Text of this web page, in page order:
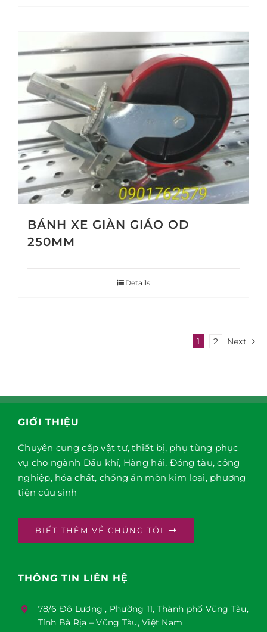
BÁNH XE GIÀN GIÁO OD
250MM
Details
1 2 Next
GIỚI THIỆU
Chuyên cung cấp vật tư, thiết bị, phụ tùng phục
vụ cho ngành Dầu khí, Hàng hải, Đóng tàu, công
nghiệp, hóa chất, chống ăn mòn kim loại, phương
tiện cứu sinh
BIẾT THÊM VỀ CHÚNG TÔI
THÔNG TIN LIÊN HỆ
78/6 Đô Lương , Phường 11, Thành phố Vũng Tàu,
Tỉnh Bà Rịa – Vũng Tàu, Việt Nam